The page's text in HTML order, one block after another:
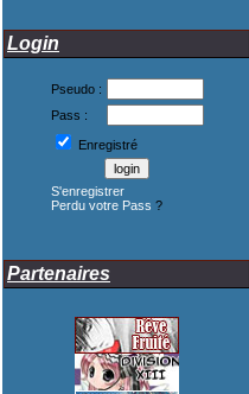
Login
Pseudo :
Pass :
Enregistré
S'enregistrer
Perdu votre Pass ?
Partenaires